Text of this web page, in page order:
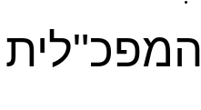
המפכ"לית